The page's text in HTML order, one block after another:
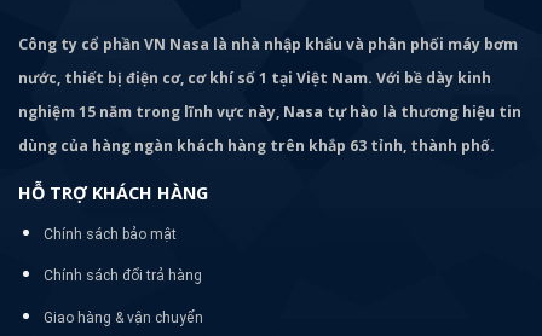
Công ty cổ phần VN Nasa là nhà nhập khẩu và phân phối máy bơm
nước, thiết bị điện cơ, cơ khí số 1 tại Việt Nam. Với bề dày kinh
nghiệm 15 năm trong lĩnh vực này, Nasa tự hào là thương hiệu tin
dùng của hàng ngàn khách hàng trên khắp 63 tỉnh, thành phố.
HỖ TRỢ KHÁCH HÀNG
Chính sách bảo mật
Chính sách đổi trả hàng
Giao hàng & vận chuyển